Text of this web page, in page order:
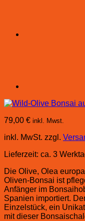
79,00 € inkl. Mwst.
inkl. MwSt. zzgl.
Lieferzeit: ca. 3
Die Olive, Olea
Oliven-Bonsai ist
Anfänger im
Spanien importiert.
Einzelstück, ein
mit dieser